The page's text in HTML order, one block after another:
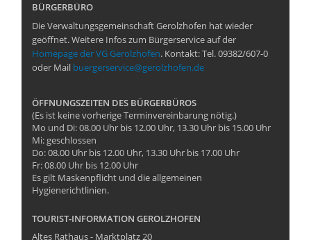
BÜRGERBÜRO
Die Verwaltungsgemeinschaft Gerolzhofen hat wieder
geöffnet. Weitere Infos zum Bürgerservice auf der
Homepage der VG Gerolzhofen. Kontakt: Tel. 09382/607-0
oder Mail buergerservice@gerolzhofen.de
ÖFFNUNGSZEITEN DES BÜRGERBÜROS
(Es ist keine vorherige Terminvereinbarung nötig.)
Mo und Di: 08.00 Uhr bis 12.00 Uhr, 13.30 Uhr bis 15.00 Uhr
Mi: geschlossen
Do: 08.00 Uhr bis 12.00 Uhr, 13.30 Uhr bis 17.00 Uhr
Fr: 08.00 Uhr bis 12.00 Uhr
Es gilt Maskenpflicht und die allgemeinen
Hygienerichtlinien.
TOURIST-INFORMATION GEROLZHOFEN
Altes Rathaus - Marktplatz 20